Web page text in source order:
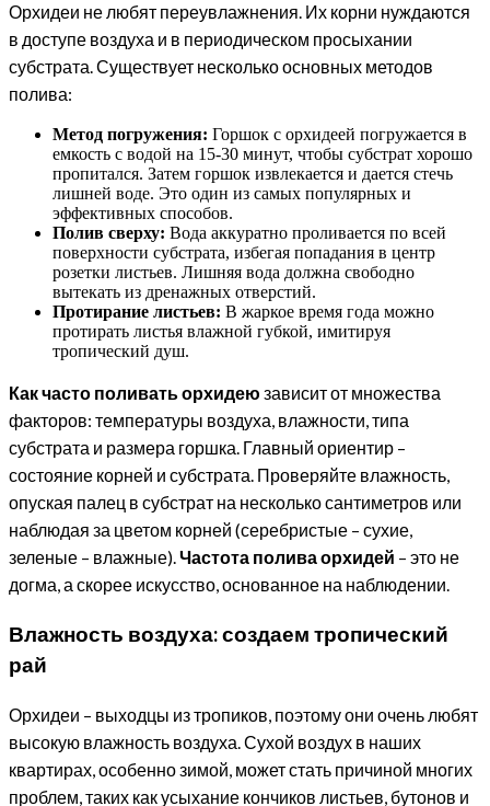
Орхидеи не любят переувлажнения. Их корни нуждаются
в доступе воздуха и в периодическом просыхании
субстрата. Существует несколько основных методов
полива:
Метод погружения: Горшок с орхидеей погружается в
емкость с водой на 15-30 минут, чтобы субстрат хорошо
пропитался. Затем горшок извлекается и дается стечь
лишней воде. Это один из самых популярных и
эффективных способов.
Полив сверху: Вода аккуратно проливается по всей
поверхности субстрата, избегая попадания в центр
розетки листьев. Лишняя вода должна свободно
вытекать из дренажных отверстий.
Протирание листьев: В жаркое время года можно
протирать листья влажной губкой, имитируя
тропический душ.
Как часто поливать орхидею зависит от множества
факторов: температуры воздуха, влажности, типа
субстрата и размера горшка. Главный ориентир –
состояние корней и субстрата. Проверяйте влажность,
опуская палец в субстрат на несколько сантиметров или
наблюдая за цветом корней (серебристые – сухие,
зеленые – влажные).Частота полива орхидей – это не
догма, а скорее искусство, основанное на наблюдении.
Влажность воздуха: создаем тропический
рай
Орхидеи – выходцы из тропиков, поэтому они очень любят
высокую влажность воздуха. Сухой воздух в наших
квартирах, особенно зимой, может стать причиной многих
проблем, таких как усыхание кончиков листьев, бутонов и